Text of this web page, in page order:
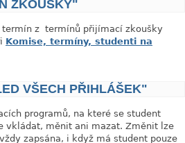
ZKOUŠKY"
termín z termínů přijímací zkoušky
Komise, termíny, studenti na
VŠECH PŘIHLÁŠEK"
programů, na které se student
vkládat, měnit ani mazat. Změnit lze
zapsána, i když má student pouze